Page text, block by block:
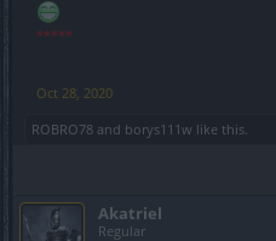
*****
Oct 28, 2020
ROBRO78 and borys111w like this.
Akatriel
Regular